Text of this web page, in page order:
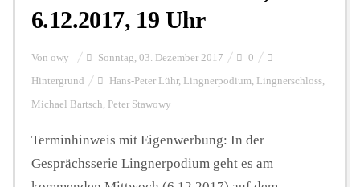
Hintergrund
FUNKTURM-Beiträge
Podcast
6.12.2017, 19 Uhr
Von owy Sonntag, 03. Dezember 2017 0
Hintergrund Hans-Peter Lühr, Lingnerpodium, Lingnerschloss,
Michael Bartsch, Peter Stawowy
Terminhinweis mit Eigenwerbung: In der
Gesprächsserie Lingnerpodium geht es am